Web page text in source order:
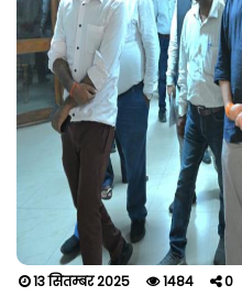
13 सितम्बर 2025 1484 0